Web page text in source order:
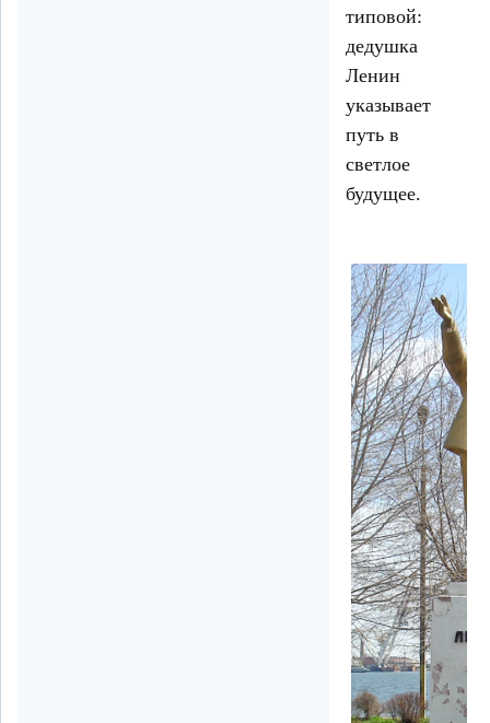
типовой:
дедушка
Ленин
указывает
путь в
светлое
будущее.